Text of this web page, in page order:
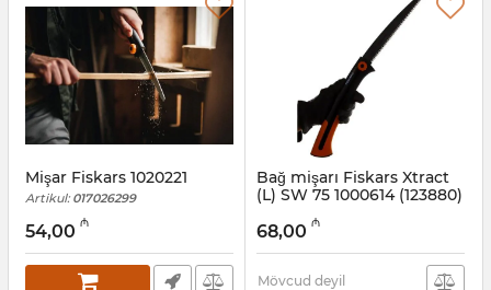
Mişar Fiskars 1020221
Artikul: 017026299
54,00 ₼
Bağ mişarı Fiskars Xtract
(L) SW 75 1000614 (123880)
014018070
68,00 ₼
Mövcud deyil